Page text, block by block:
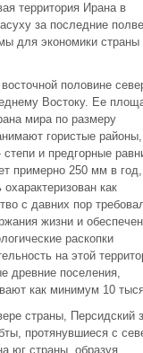
территория Ирана в
за последние
для экономики страны
половине
Востоку. Ее
мира по размеру
гористые
и предгорные
примерно 250 мм в
как
с давних пор
жизни и
раскопки
на этой
древние поселения,
как минимум 10
страны, Персидский
протянувшиеся с
юг страны, образуя